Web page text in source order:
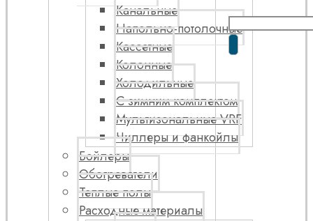
Канальные
Напольно-потолочные
Кассетные
Колонные
Холодильные
С зимним комплектом
Мультизональные VRF
Чиллеры и фанкойлы
Бойлеры
Обогреватели
Теплые полы
Расходные материалы